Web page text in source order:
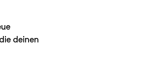
deinen